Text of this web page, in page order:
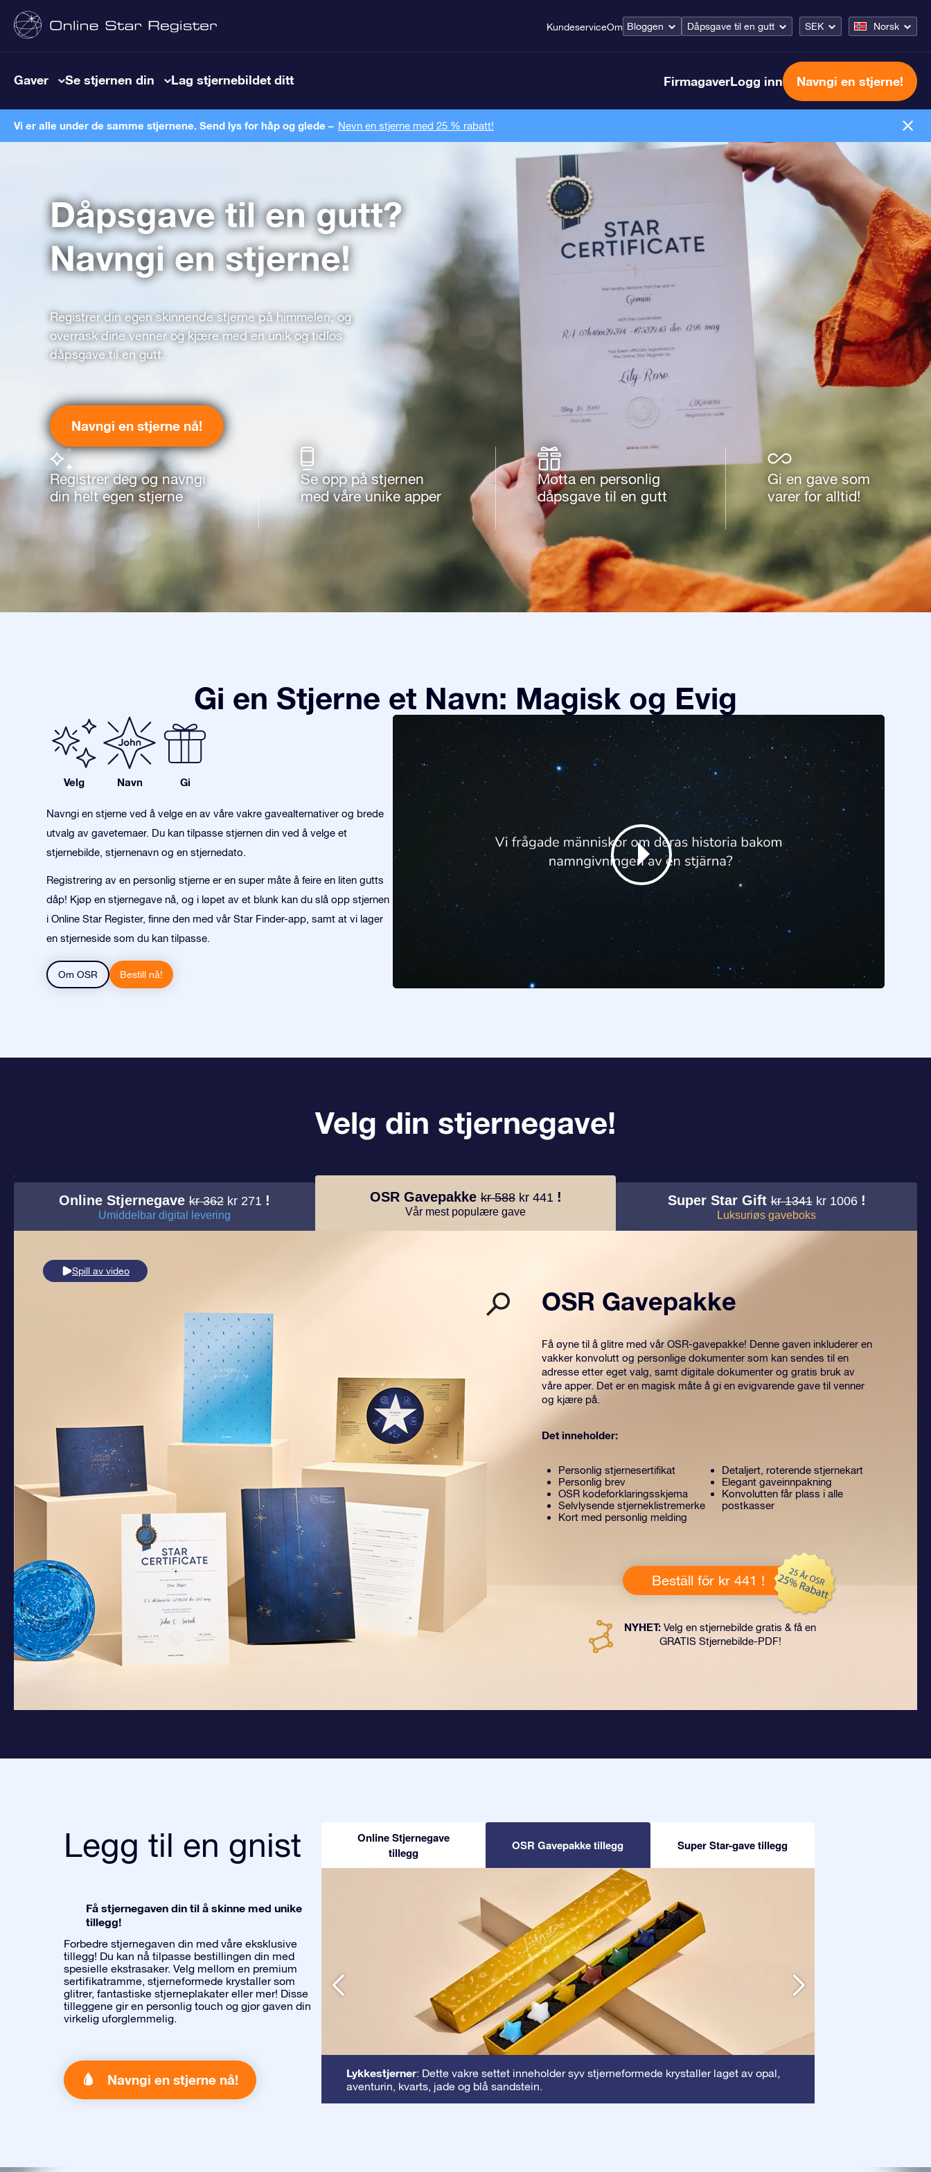
KundeserviceOm Bloggen Dåpsgave til en gutt SEK Norsk
Gaver Se stjernen din Lag stjernebildet ditt FirmagaverLogg inn Navngi en stjerne!
Vi er alle under de samme stjernene. Send lys for håp og glede – Nevn en stjerne med 25 % rabatt!
Dåpsgave til en gutt?
Navngi en stjerne!
Registrer din egen skinnende stjerne på himmelen, og
overrask dine venner og kjære med en unik og tidløs
dåpsgave til en gutt.
Navngi en stjerne nå!
Registrer deg og navngi
din helt egen stjerne
Se opp på stjernen
med våre unike apper
Motta en personlig
dåpsgave til en gutt
Gi en gave som
varer for alltid!
Gi en Stjerne et Navn: Magisk og Evig
Velg Navn Gi
Navngi en stjerne ved å velge en av våre vakre gavealternativer og brede
utvalg av gavetemaer. Du kan tilpasse stjernen din ved å velge et
stjernebilde, stjernenavn og en stjernedato.
Registrering av en personlig stjerne er en super måte å feire en liten gutts
dåp! Kjøp en stjernegave nå, og i løpet av et blunk kan du slå opp stjernen
i Online Star Register, finne den med vår Star Finder-app, samt at vi lager
en stjerneside som du kan tilpasse.
Om OSR Bestill nå!
Velg din stjernegave!
Online Stjernegavekr 362 kr 271 !
Umiddelbar digital levering
OSR Gavepakkekr 588 kr 441 !
Vår mest populære gave
Super Star Giftkr 1341 kr 1006 !
Luksuriøs gaveboks
Spill av video
OSR Gavepakke
Få øyne til å glitre med vår OSR-gavepakke! Denne gaven inkluderer en
vakker konvolutt og personlige dokumenter som kan sendes til en
adresse etter eget valg, samt digitale dokumenter og gratis bruk av
våre apper. Det er en magisk måte å gi en evigvarende gave til venner
og kjære på.
Det inneholder:
Personlig stjernesertifikat
Personlig brev
OSR kodeforklaringsskjema
Selvlysende stjerneklistremerke
Kort med personlig melding
Detaljert, roterende stjernekart
Elegant gaveinnpakning
Konvolutten får plass i alle
postkasser
Beställ för kr 441 !
NYHET: Velg en stjernebilde gratis & få en
GRATIS Stjernebilde-PDF!
Legg til en gnist
Få stjernegaven din til å skinne med unike
tillegg!
Forbedre stjernegaven din med våre eksklusive
tillegg! Du kan nå tilpasse bestillingen din med
spesielle ekstrasaker. Velg mellom en premium
sertifikatramme, stjerneformede krystaller som
glitrer, fantastiske stjerneplakater eller mer! Disse
tilleggene gir en personlig touch og gjør gaven din
virkelig uforglemmelig.
Navngi en stjerne nå!
Online Stjernegave
tillegg
OSR Gavepakke tillegg Super Star-gave tillegg
Lykkestjerner: Dette vakre settet inneholder syv stjerneformede krystaller laget av opal,
aventurin, kvarts, jade og blå sandstein.